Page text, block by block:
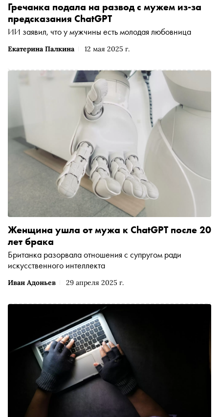
Екатерина Палкина 12 мая 2025 г.
Гречанка подала на развод с мужем из-за
предсказания ChatGPT
ИИ заявил, что у мужчины есть молодая любовница
Иван Адоньев 29 апреля 2025 г.
Женщина ушла от мужа к ChatGPT после 20
лет брака
Британка разорвала отношения с супругом ради
искусственного интеллекта